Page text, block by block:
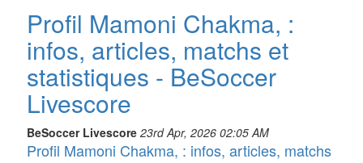
Profil Mamoni Chakma, :
infos, articles, matchs et
statistiques - BeSoccer
Livescore
BeSoccer Livescore 23rd Apr, 2026 02:05 AM
Profil Mamoni Chakma, : infos, articles, matchs